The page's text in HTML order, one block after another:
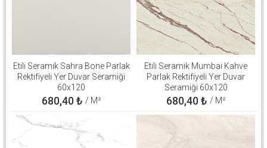
Etili Seramik Sahra Bone Parlak
Rektifiyeli Yer Duvar Seramiği
60x120
680,40₺ / M²
Etili Seramik Mumbai Kahve
Parlak Rektifiyeli Yer Duvar
Seramiği 60x120
680,40₺ / M²